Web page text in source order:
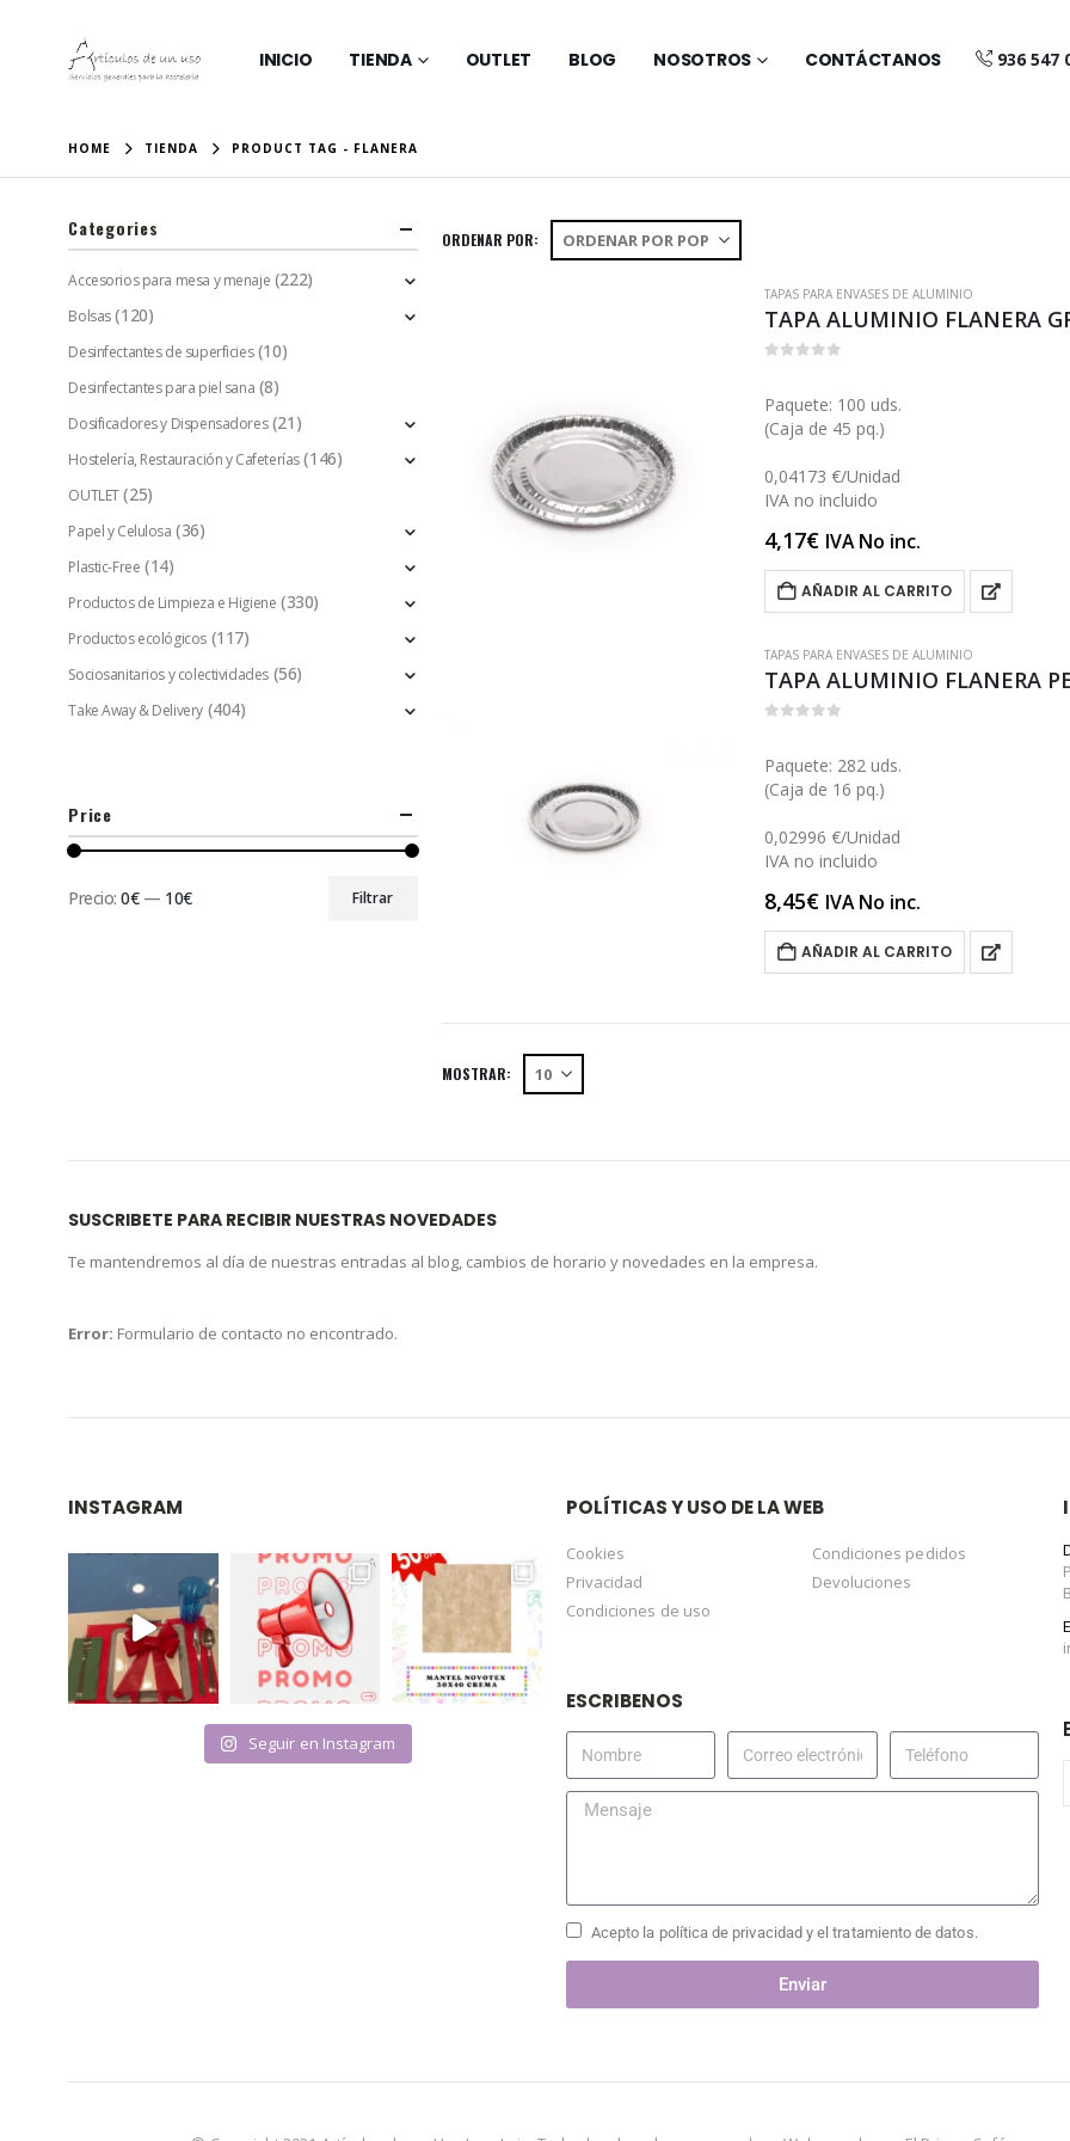
INICIO TIENDA OUTLET BLOG NOSOTROS CONTÁCTANOS 936 547
HOME TIENDA PRODUCT TAG - FLANERA
ORDENAR POR:
TAPAS PARA ENVASES DE ALUMINIO
TAPA ALUMINIO FLANERA
Paquete: 100 uds.
(Caja de 45 pq.)
0,04173 €/Unidad
IVA no incluido
4,17€ IVA No inc.
AÑADIR AL CARRITO
TAPAS PARA ENVASES DE ALUMINIO
TAPA ALUMINIO FLANERA
Paquete: 282 uds.
(Caja de 16 pq.)
0,02996 €/Unidad
IVA no incluido
8,45€ IVA No inc.
AÑADIR AL CARRITO
MOSTRAR:
Categories
Accesorios para mesa y menaje (222)
Bolsas (120)
Desinfectantes de superficies (10)
Desinfectantes para piel sana (8)
Dosificadores y Dispensadores (21)
Hostelería, Restauración y Cafeterías (146)
OUTLET (25)
Papel y Celulosa (36)
Plastic-Free (14)
Productos de Limpieza e Higiene (330)
Productos ecológicos (117)
Sociosanitarios y colectividades (56)
Take Away & Delivery (404)
Price
Filtrar
Precio:0€— 10€
SUSCRIBETE PARA RECIBIR NUESTRAS NOVEDADES
Te mantendremos al día de nuestras entradas al blog, cambios de horario y novedades en la empresa.
Error: Formulario de contacto no encontrado.
INSTAGRAM
Seguir en Instagram
POLÍTICAS Y USO DE LA WEB
Cookies
Privacidad
Condiciones de uso
Condiciones pedidos
Devoluciones
ESCRIBENOS
Acepto la política de privacidad y el tratamiento de datos.
Enviar